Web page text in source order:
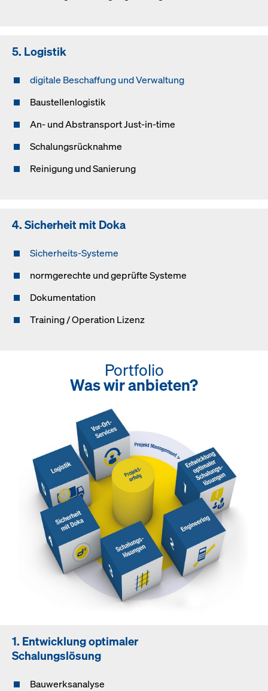
5. Logistik
digitale Beschaffung und Verwaltung
Baustellenlogistik
An- und Abstransport Just-in-time
Schalungsrücknahme
Reinigung und Sanierung
4. Sicherheit mit Doka
Sicherheits-Systeme
normgerechte und geprüfte Systeme
Dokumentation
Training / Operation Lizenz
Portfolio
Was wir anbieten?
1. Entwicklung optimaler
Schalungslösung
Bauwerksanalyse